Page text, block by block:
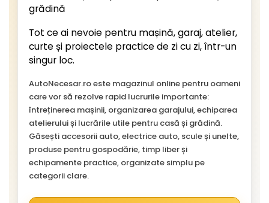
grădină
Tot ce ai nevoie pentru mașină, garaj, atelier,
curte și proiectele practice de zi cu zi, într-un
singur loc.
AutoNecesar.ro este magazinul online pentru oameni
care vor să rezolve rapid lucrurile importante:
întreținerea mașinii, organizarea garajului, echiparea
atelierului și lucrările utile pentru casă și grădină.
Găsești accesorii auto, electrice auto, scule și unelte,
produse pentru gospodărie, timp liber și
echipamente practice, organizate simplu pe
categorii clare.